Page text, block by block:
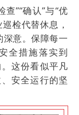
”“确认”与“优
检代替休息，
深意。保障每一
全措施落实到
这份看似平凡
安全运行的坚